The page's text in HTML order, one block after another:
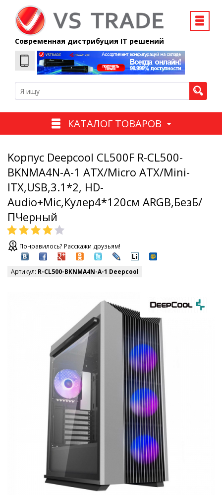
Современная дистрибуция IT решений
КАТАЛОГ ТОВАРОВ
Kорпус Deepcool CL500F R-CL500-
BKNMA4N-A-1 ATX/Micro ATX/Mini-
ITX,USB,3.1*2, HD-
Audio+Mic,Кулер4*120см ARGB,БезБ/
ПЧерный
Понравилось? Расскажи друзьям!
Артикул: R-CL500-BKNMA4N-A-1 Deepcool